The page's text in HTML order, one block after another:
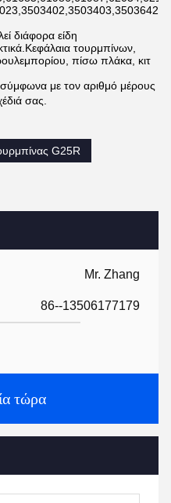
Mr. Zhang
86--13506177179
τώρα
διάφορα είδη
τουρμπίνων,
πίσω πλάκα, κιτ
με τον αριθμό μέρους
σας.
G25R